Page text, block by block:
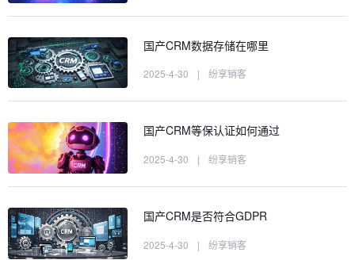
国产CRM数据存储在哪里
2025-4-30 | 纷享销客
国产CRM等保认证如何通过
2025-4-30 | 纷享销客
国产CRM是否符合GDPR
2025-4-30 | 纷享销客